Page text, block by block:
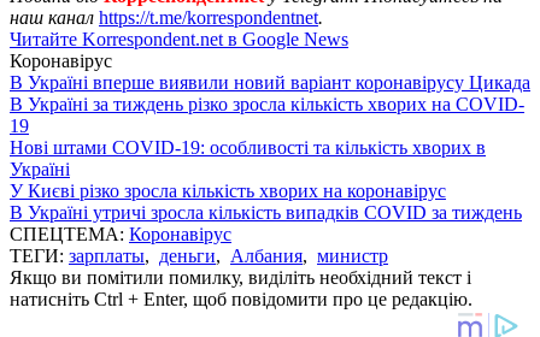
наш канал https://t.me/korrespondentnet.
Читайте Korrespondent.net в Google News
Коронавірус
В Україні вперше виявили новий варіант коронавірусу Цикада
В Україні за тиждень різко зросла кількість хворих на COVID-
19
Нові штами COVID-19: особливості та кількість хворих в
Україні
У Києві різко зросла кількість хворих на коронавірус
В Україні утричі зросла кількість випадків COVID за тиждень
СПЕЦТЕМА: Коронавірус
ТЕГИ: зарплаты, деньги, Албания, министр
Якщо ви помітили помилку, виділіть необхідний текст і
натисніть Ctrl + Enter, щоб повідомити про це редакцію.